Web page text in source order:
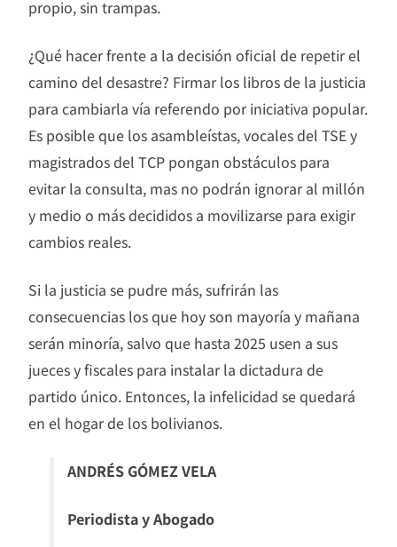
propio, sin trampas.
¿Qué hacer frente a la decisión oficial de repetir el
camino del desastre? Firmar los libros de la justicia
para cambiarla vía referendo por iniciativa popular.
Es posible que los asambleístas, vocales del TSE y
magistrados del TCP pongan obstáculos para
evitar la consulta, mas no podrán ignorar al millón
y medio o más decididos a movilizarse para exigir
cambios reales.
Si la justicia se pudre más, sufrirán las
consecuencias los que hoy son mayoría y mañana
serán minoría, salvo que hasta 2025 usen a sus
jueces y fiscales para instalar la dictadura de
partido único. Entonces, la infelicidad se quedará
en el hogar de los bolivianos.
ANDRÉS GÓMEZ VELA
Periodista y Abogado